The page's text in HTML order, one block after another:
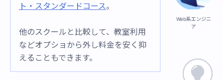
ト・スタンダードコース。
他のスクールと比較して、教室利用
などオプショから外し料金を安く抑
えることもできます。
Web系エンジニ
ア